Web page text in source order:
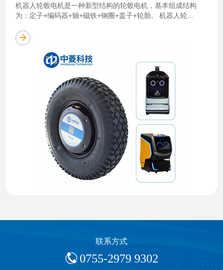
机器人轮毂电机是一种新型结构的轮毂电机，基本组成结构
为：定子+编码器+轴+磁铁+钢圈+盖子+轮胎。 机器人轮毂
易于安装等，非常适用于各种智能服……
联系方式
0755-2979 9302